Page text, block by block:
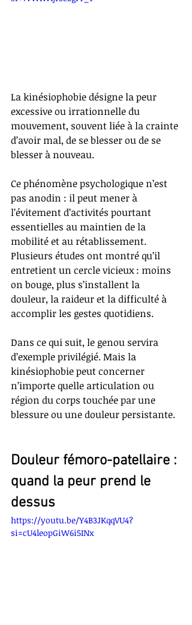
La kinésiophobie désigne la peur
excessive ou irrationnelle du
mouvement, souvent liée à la crainte
d’avoir mal, de se blesser ou de se
blesser à nouveau.
Ce phénomène psychologique n’est
pas anodin : il peut mener à
l’évitement d’activités pourtant
essentielles au maintien de la
mobilité et au rétablissement.
Plusieurs études ont montré qu’il
entretient un cercle vicieux : moins
on bouge, plus s’installent la
douleur, la raideur et la difficulté à
accomplir les gestes quotidiens.
Dans ce qui suit, le genou servira
d’exemple privilégié. Mais la
kinésiophobie peut concerner
n’importe quelle articulation ou
région du corps touchée par une
blessure ou une douleur persistante.
Douleur fémoro-patellaire :
quand la peur prend le
dessus
https://youtu.be/Y4B3JKqqVU4?
si=cU4leopGiW6i5INx